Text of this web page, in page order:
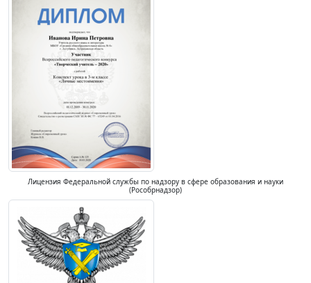
Лицензия Федеральной службы по надзору в сфере образования и науки
(Рособрнадзор)